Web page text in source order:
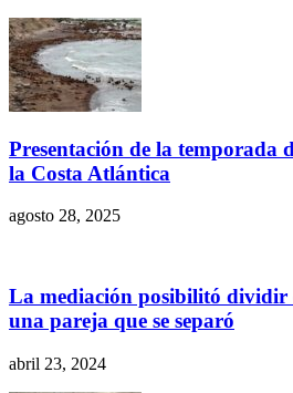
Presentación de la temporada
la Costa Atlántica
agosto 28, 2025
La mediación posibilitó dividir
una pareja que se separó
abril 23, 2024